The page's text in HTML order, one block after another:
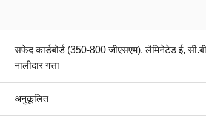
सफेद कार्डबोर्ड (350-800 जीएसएम), लैमिनेटेड ई,
नालीदार गत्ता
अनुकूलित